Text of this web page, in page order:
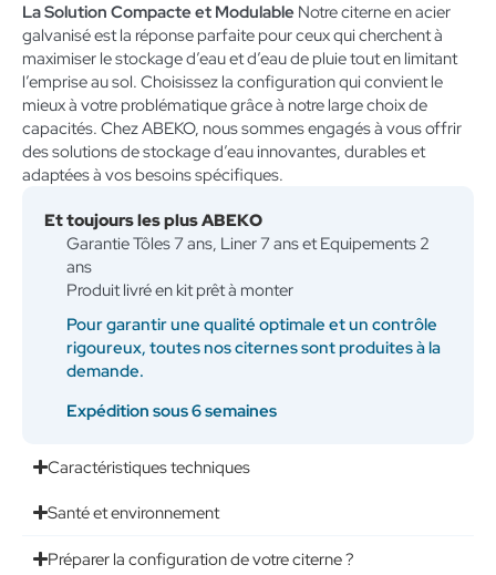
La Solution Compacte et Modulable Notre citerne en acier
galvanisé est la réponse parfaite pour ceux qui cherchent à
maximiser le stockage d’eau et d’eau de pluie tout en limitant
l’emprise au sol. Choisissez la configuration qui convient le
mieux à votre problématique grâce à notre large choix de
capacités. Chez ABEKO, nous sommes engagés à vous offrir
des solutions de stockage d’eau innovantes, durables et
adaptées à vos besoins spécifiques.
Et toujours les plus ABEKO
Garantie Tôles 7 ans, Liner 7 ans et Equipements 2
ans
Produit livré en kit prêt à monter
Pour garantir une qualité optimale et un contrôle
rigoureux, toutes nos citernes sont produites à la
demande.
Expédition sous 6 semaines
Caractéristiques techniques
Santé et environnement
Préparer la configuration de votre citerne ?